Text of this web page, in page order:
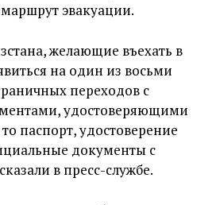
эвакуации.
желающие въехать в
на один из восьми
переходов с
удостоверяющими
паспорт, удостоверение
документы с
в пресс-службе.